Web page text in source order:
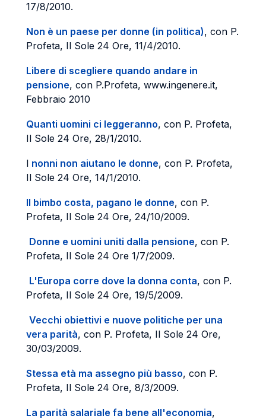
17/8/2010.
Non è un paese per donne (in politica), con P.
Profeta, Il Sole 24 Ore, 11/4/2010.
Libere di scegliere quando andare in
pensione, con P.Profeta, www.ingenere.it,
Febbraio 2010
Quanti uomini ci leggeranno, con P. Profeta,
Il Sole 24 Ore, 28/1/2010.
I nonni non aiutano le donne, con P. Profeta,
Il Sole 24 Ore, 14/1/2010.
Il bimbo costa, pagano le donne, con P.
Profeta, Il Sole 24 Ore, 24/10/2009.
Donne e uomini uniti dalla pensione, con P.
Profeta, Il Sole 24 Ore 1/7/2009.
L'Europa corre dove la donna conta, con P.
Profeta, Il Sole 24 Ore, 19/5/2009.
Vecchi obiettivi e nuove politiche per una
vera parità, con P. Profeta, Il Sole 24 Ore,
30/03/2009.
Stessa età ma assegno più basso, con P.
Profeta, Il Sole 24 Ore, 8/3/2009.
La parità salariale fa bene all'economia,